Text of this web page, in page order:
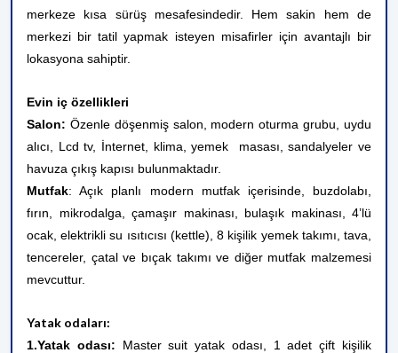
merkeze kısa sürüş mesafesindedir. Hem sakin hem de
merkezi bir tatil yapmak isteyen misafirler için avantajlı bir
lokasyona sahiptir.
Evin iç özellikleri
Salon: Özenle döşenmiş salon, modern oturma grubu, uydu
alıcı, Lcd tv, İnternet, klima, yemek masası, sandalyeler ve
havuza çıkış kapısı bulunmaktadır.
Mutfak: Açık planlı modern mutfak içerisinde, buzdolabı,
fırın, mikrodalga, çamaşır makinası, bulaşık makinası, 4’lü
ocak, elektrikli su ısıtıcısı (kettle), 8 kişilik yemek takımı, tava,
tencereler, çatal ve bıçak takımı ve diğer mutfak malzemesi
mevcuttur.
Yatak odaları:
1.Yatak odası: Master suit yatak odası, 1 adet çift kişilik